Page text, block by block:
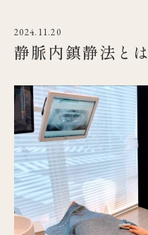
2024.11.20
静脈内鎮静法と